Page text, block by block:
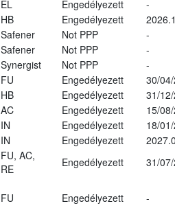
EL Engedélyezett
-
HB Engedélyezett
Safener Not PPP
-
Safener Not PPP
-
Synergist Not PPP
-
FU Engedélyezett
30/
HB Engedélyezett
31/
AC Engedélyezett
15/
IN Engedélyezett
18/
IN Engedélyezett
FU, AC,
RE
Engedélyezett
31/
FU Engedélyezett -